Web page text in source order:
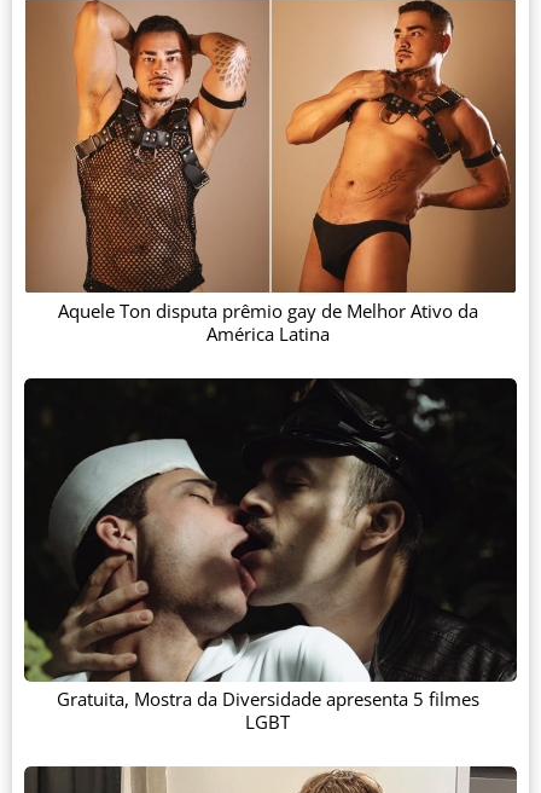
Aquele Ton disputa prêmio gay de Melhor Ativo da
América Latina
Gratuita, Mostra da Diversidade apresenta 5 filmes
LGBT